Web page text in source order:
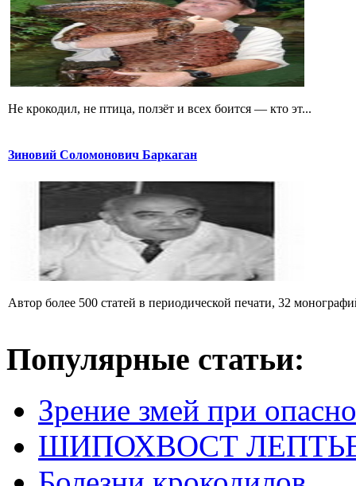
Не крокодил, не птица, ползёт и всех боится — кто эт...
Зиновий Соломонович Баркаган
Автор более 500 статей в периодической печати, 32
Популярные статьи:
Зрение змей при
ШИПОХВОСТ